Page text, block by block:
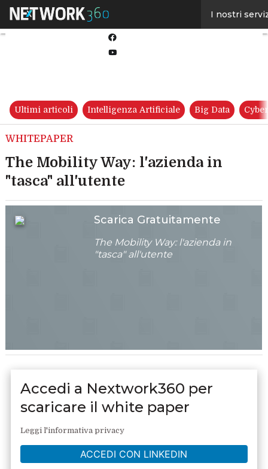
I nostri
Ultimi articoli Intelligenza Artificiale Big Data
WHITEPAPER
The Mobility Way: l'azienda in
"tasca" all'utente
Scarica Gratuitamente
The Mobility Way: l'azienda in
"tasca" all'utente
Accedi a Nextwork360 per
scaricare il white paper
Leggi l'informativa privacy
ACCEDI CON LINKEDIN